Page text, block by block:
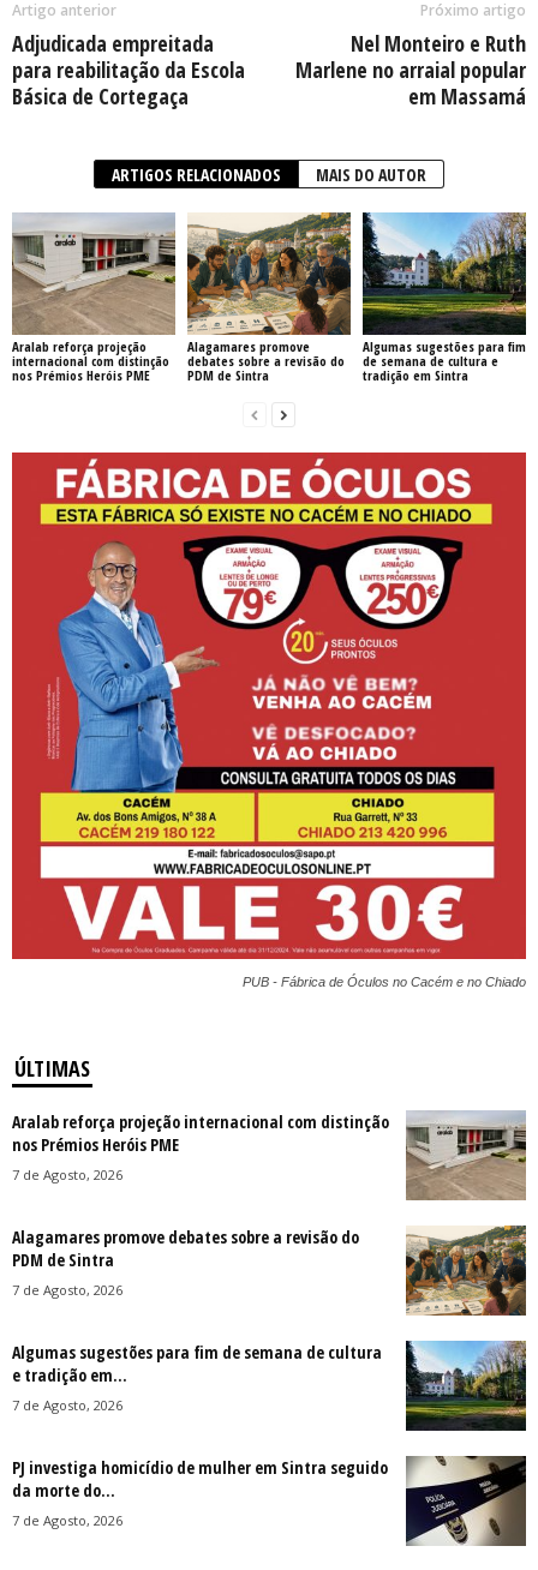
Artigo anterior
Adjudicada empreitada
para reabilitação da Escola
Básica de Cortegaça
Próximo artigo
Nel Monteiro e Ruth
Marlene no arraial popular
em Massamá
ARTIGOS RELACIONADOS MAIS DO AUTOR
Aralab reforça projeção
internacional com distinção
nos Prémios Heróis PME
Alagamares promove
debates sobre a revisão do
PDM de Sintra
Algumas sugestões para fim
de semana de cultura e
tradição em Sintra
PUB - Fábrica de Óculos no Cacém e no Chiado
ÚLTIMAS
Aralab reforça projeção internacional com distinção
nos Prémios Heróis PME
7 de Agosto, 2026
Alagamares promove debates sobre a revisão do
PDM de Sintra
7 de Agosto, 2026
Algumas sugestões para fim de semana de cultura
e tradição em...
7 de Agosto, 2026
PJ investiga homicídio de mulher em Sintra seguido
da morte do...
7 de Agosto, 2026